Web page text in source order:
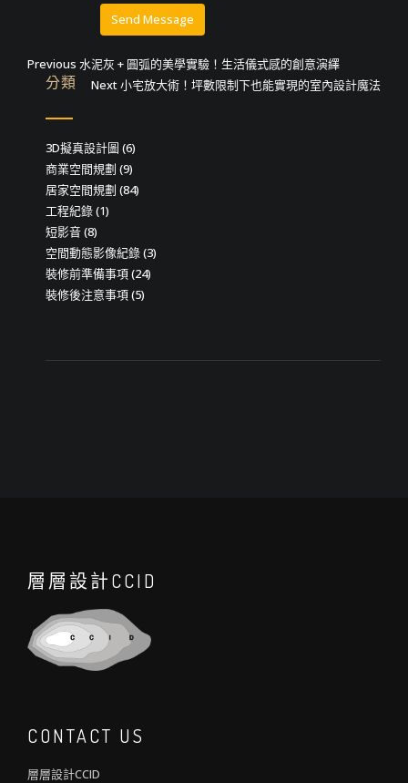
文
導
覽
Previous Previous
post:
水泥灰 + 圓弧的美學實驗！生活儀式感的創意演繹
NextNext
小宅放大術！坪數限制下也能實現的室內設計魔法
分類
3D擬真設計圖 (6)
商業空間規劃 (9)
居家空間規劃 (84)
工程紀錄(1)
短影音(8)
空間動態影像紀錄(3)
裝修前準備事項(24)
裝修後注意事項(5)
層層設計CCID
CONTACT US
層層設計CCID